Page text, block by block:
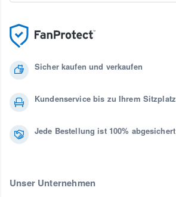
Sicher kaufen und verkaufen
Kundenservice bis zu Ihrem Sitzplatz
Jede Bestellung ist 100% abgesichert
Unser Unternehmen